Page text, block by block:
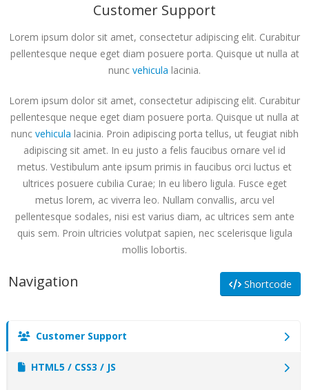
Customer Support
Lorem ipsum dolor sit amet, consectetur adipiscing elit. Curabitur
pellentesque neque eget diam posuere porta. Quisque ut nulla at
nunc vehicula lacinia.
Lorem ipsum dolor sit amet, consectetur adipiscing elit. Curabitur
pellentesque neque eget diam posuere porta. Quisque ut nulla at
nunc vehicula lacinia. Proin adipiscing porta tellus, ut feugiat nibh
adipiscing sit amet. In eu justo a felis faucibus ornare vel id
metus. Vestibulum ante ipsum primis in faucibus orci luctus et
ultrices posuere cubilia Curae; In eu libero ligula. Fusce eget
metus lorem, ac viverra leo. Nullam convallis, arcu vel
pellentesque sodales, nisi est varius diam, ac ultrices sem ante
quis sem. Proin ultricies volutpat sapien, nec scelerisque ligula
mollis lobortis.
Navigation Shortcode
Customer Support
HTML5 / CSS3 / JS